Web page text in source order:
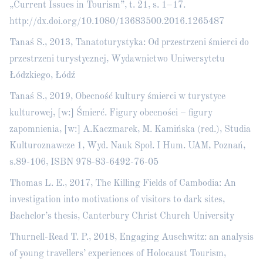
„Current Issues in Tourism”, t. 21, s. 1–17.
http://dx.doi.org/10.1080/13683500.2016.1265487
Tanaś S., 2013, Tanatoturystyka: Od przestrzeni śmierci do
przestrzeni turystycznej, Wydawnictwo Uniwersytetu
Łódzkiego, Łódź
Tanaś S., 2019, Obecność kultury śmierci w turystyce
kulturowej, [w:] Śmierć. Figury obecności – figury
zapomnienia, [w:] A.Kaczmarek, M. Kamińska (red.), Studia
Kulturoznawcze 1, Wyd. Nauk Społ. I Hum. UAM, Poznań,
s.89-106, ISBN 978-83-6492-76-05
Thomas L. E., 2017, The Killing Fields of Cambodia: An
investigation into motivations of visitors to dark sites,
Bachelor’s thesis, Canterbury Christ Church University
Thurnell-Read T. P., 2018, Engaging Auschwitz: an analysis
of young travellers’ experiences of Holocaust Tourism,